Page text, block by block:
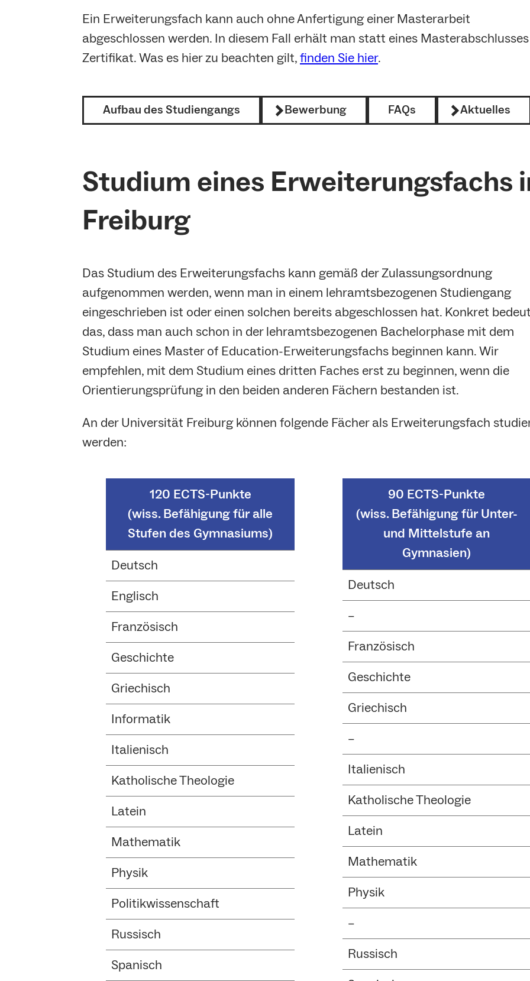
Ein Erweiterungsfach kann auch ohne Anfertigung einer Masterarbeit
abgeschlossen werden. In diesem Fall erhält man statt eines
Zertifikat. Was es hier zu beachten gilt,finden Sie hier.
Aufbau des Studiengangs Bewerbung FAQs Aktuelles
Studium eines Erweiterungsfachs
Freiburg
Das Studium des Erweiterungsfachs kann gemäß der Zulassungsordnung
aufgenommen werden, wenn man in einem lehramtsbezogenen Studiengang
eingeschrieben ist oder einen solchen bereits abgeschlossen hat. Konkret
das, dass man auch schon in der lehramtsbezogenen Bachelorphase mit dem
Studium eines Master of Education-Erweiterungsfachs beginnen kann. Wir
empfehlen, mit dem Studium eines dritten Faches erst zu beginnen, wenn die
Orientierungsprüfung in den beiden anderen Fächern bestanden ist.
An der Universität Freiburg können folgende Fächer als Erweiterungsfach
werden:
120 ECTS-Punkte
(wiss. Befähigung für alle
Stufen des Gymnasiums)
Deutsch
Englisch
Französisch
Geschichte
Griechisch
Informatik
Italienisch
Katholische Theologie
Latein
Mathematik
Physik
Politikwissenschaft
Russisch
Spanisch
90 ECTS-Punkte
(wiss. Befähigung für Unter-
und Mittelstufe an
Gymnasien)
Deutsch
–
Französisch
Geschichte
Griechisch
–
Italienisch
Katholische Theologie
Latein
Mathematik
Physik
–
Russisch